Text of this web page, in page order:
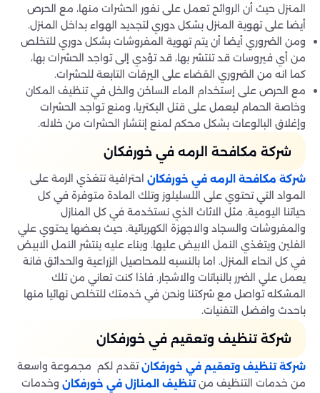
المنزل حيث أن الروائح تعمل على نفور الحشرات منها، مع الحرص
أيضا على تهوية المنزل بشكل دوري لتجديد الهواء بداخل المنزل.
ومن الضروري أيضا أن يتم تهوية المفروشات بشكل دوري للتخلص
من أي فيروسات قد تنتشر بها، قد تؤدي إلى تواجد الحشرات بها،
كما انه من الضروري القضاء على اليرقات التابعة للحشرات.
مع الحرص على إستخدام الماء الساخن والخل في تنظيف المكان
وخاصة الحمام ليعمل على قتل البكتريا، ومنع تواجد الحشرات
وإغلاق البالوعات بشكل محكم لمنع إنتشار الحشرات من خلاله.
شركة مكافحة الرمه في خورفكان
شركة مكافحة الرمه في خورفكان احترافية تتغذي الرمة على
المواد التي تحتوي على اللسليلوز وتلك المادة متوفرة في كل
حياتنا اليومية. مثل الاثاث الذي نستخدمة في كل المنازل
والمفروشات والسجاد والاجهزة الكهربائية. حيث بعضها يحتوي علي
الفلين ويتغذي النمل الابيض عليها. وبناء عليه ينتشر النمل الابيض
في كل انحاء المنزل. اما بالنسبه للمحاصيل الزراعية والحدائق فانة
يعمل علي الضرر بالنباتات والاشجار. فاذا كنت تعاني من تلك
المشكله تواصل مع شركتنا ونحن في خدمتك للتخلص نهائيا منها
باحدث وافضل التقنيات.
شركة تنظيف وتعقيم في خورفكان
شركة تنظيف وتعقيم في خورفكانتقدم لكم مجموعة واسعة
من خدمات التنظيف منتنظيف المنازل في خورفكان وخدمات